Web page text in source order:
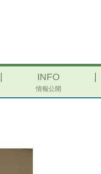
INFO
情報公開